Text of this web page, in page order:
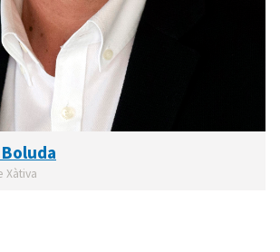
Xàtiva